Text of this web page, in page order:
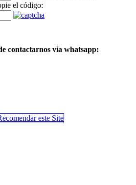
el código:
contactarnos vía whatsapp: